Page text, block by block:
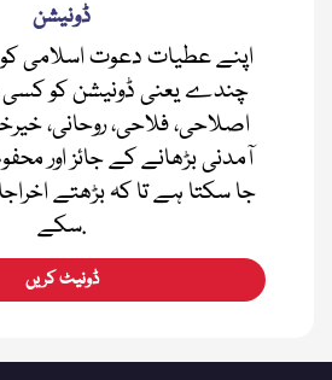
ڈونیشن
اپنے عطیات دعوت اسلامی
چندے یعنی ڈونیشن کو کسی
اصلاحی، فلاحی، روحانی،
آمدنی بڑھانے کے جائز اور
جا سکتا ہے تا کہ بڑھتے
سکے.
ڈونیٹ کریں